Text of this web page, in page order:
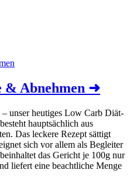
& Abnehmen ➜
unser heutiges Low Carb Diät-
hauptsächlich aus
Das leckere Rezept sättigt
sich vor allem als Begleiter
das Gericht je 100g nur
liefert eine beachtliche Menge